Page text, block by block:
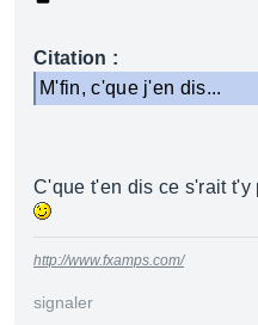
Citation :
M'fin, c'que j'en dis...
C'que t'en dis ce s'rait
http://www.fxamps.com/
signaler